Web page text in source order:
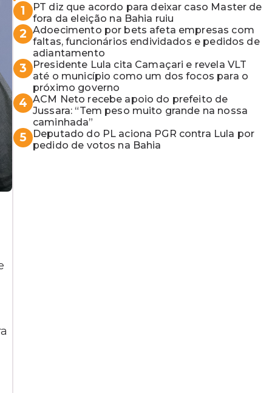
1
PT diz que acordo para deixar caso Master de
fora da eleição na Bahia ruiu
2 Adoecimento por bets afeta empresas com
faltas, funcionários endividados e pedidos de
adiantamento
3
Presidente Lula cita Camaçari e revela VLT
até o município como um dos focos para o
próximo governo
4 ACM Neto recebe apoio do prefeito de
Jussara: “Tem peso muito grande na nossa
caminhada”
5
Deputado do PL aciona PGR contra Lula por
pedido de votos na Bahia